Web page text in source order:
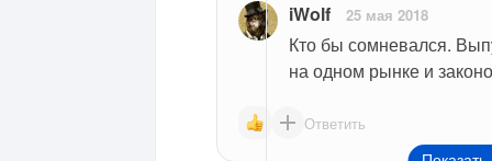
iWolf 25 мая 2018
Кто бы сомневался.
на одном рынке и
Ответить